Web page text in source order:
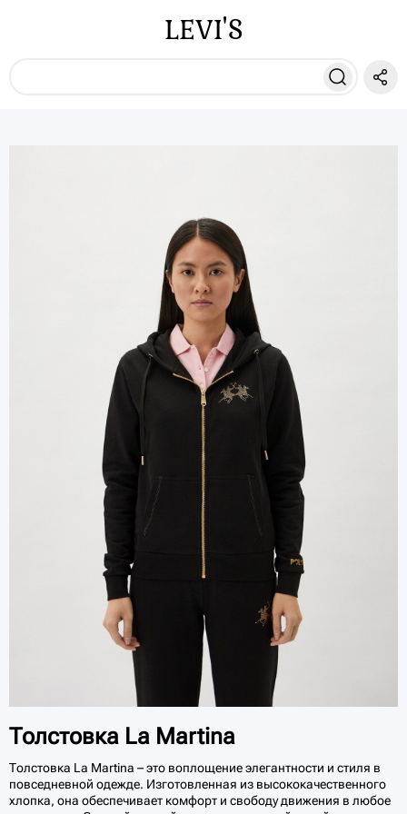
LEVI'S
Толстовка La Martina
Толстовка La Martina – это воплощение элегантности и стиля в
повседневной одежде. Изготовленная из высококачественного
хлопка, она обеспечивает комфорт и свободу движения в любое